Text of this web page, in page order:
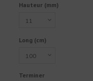
Hauteur (mm)
Long (cm)
Terminer